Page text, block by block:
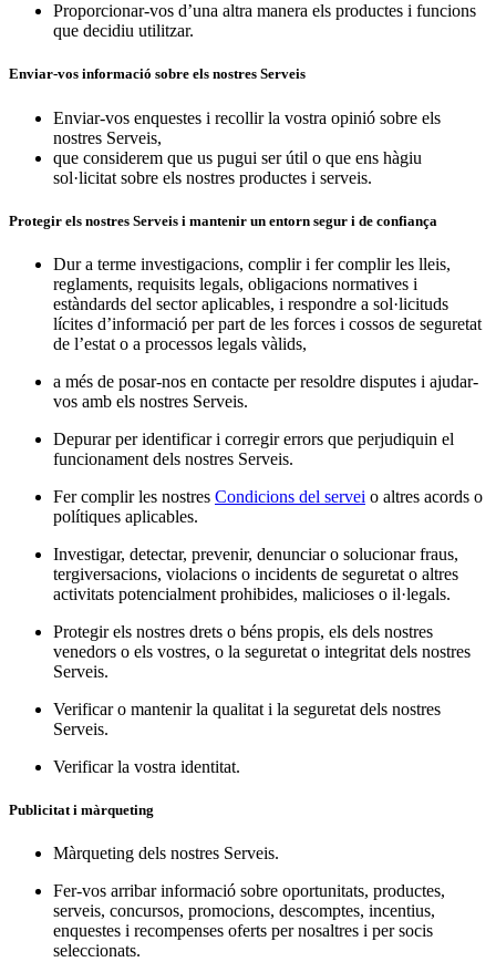
Proporcionar-vos d’una altra manera els productes i funcions
que decidiu utilitzar.
Enviar-vos informació sobre els nostres Serveis
Enviar-vos enquestes i recollir la vostra opinió sobre els
nostres Serveis,
que considerem que us pugui ser útil o que ens hàgiu
sol·licitat sobre els nostres productes i serveis.
Protegir els nostres Serveis i mantenir un entorn segur i de confiança
Dur a terme investigacions, complir i fer complir les lleis,
reglaments, requisits legals, obligacions normatives i
estàndards del sector aplicables, i respondre a sol·licituds
lícites d’informació per part de les forces i cossos de seguretat
de l’estat o a processos legals vàlids,
a més de posar-nos en contacte per resoldre disputes i ajudar-
vos amb els nostres Serveis.
Depurar per identificar i corregir errors que perjudiquin el
funcionament dels nostres Serveis.
Fer complir les nostres Condicions del servei o altres acords o
polítiques aplicables.
Investigar, detectar, prevenir, denunciar o solucionar fraus,
tergiversacions, violacions o incidents de seguretat o altres
activitats potencialment prohibides, malicioses o il·legals.
Protegir els nostres drets o béns propis, els dels nostres
venedors o els vostres, o la seguretat o integritat dels nostres
Serveis.
Verificar o mantenir la qualitat i la seguretat dels nostres
Serveis.
Verificar la vostra identitat.
Publicitat i màrqueting
Màrqueting dels nostres Serveis.
Fer-vos arribar informació sobre oportunitats, productes,
serveis, concursos, promocions, descomptes, incentius,
enquestes i recompenses oferts per nosaltres i per socis
seleccionats.